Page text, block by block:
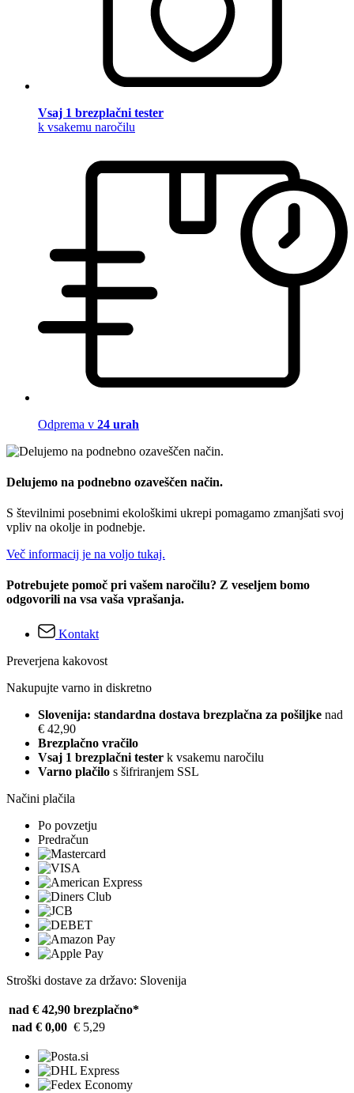
Vsaj 1 brezplačni tester
k vsakemu naročilu
Odprema v 24 urah
Delujemo na podnebno ozaveščen način.
S številnimi posebnimi ekološkimi ukrepi pomagamo zmanjšati svoj
vpliv na okolje in podnebje.
Več informacij je na voljo tukaj.
Potrebujete pomoč pri vašem naročilu? Z veseljem bomo
odgovorili na vsa vaša vprašanja.
Kontakt
Preverjena kakovost
Nakupujte varno in diskretno
Slovenija: standardna dostava brezplačna za pošiljke nad
€ 42,90
Brezplačno vračilo
Vsaj 1 brezplačni tester k vsakemu naročilu
Varno plačilo s šifriranjem SSL
Načini plačila
Po povzetju
Predračun
Stroški dostave za državo: Slovenija
nad € 42,90 brezplačno*
nad € 0,00 € 5,29